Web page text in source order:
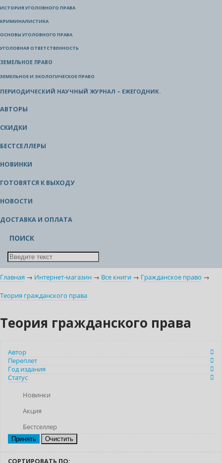
ИСТОРИЯ УГОЛОВНОГО ПРАВА
КРИМИНАЛИСТИКА
ОСНОВЫ УГОЛОВНОГО ПРАВА
УГОЛОВНАЯ ОТВЕТСТВЕННОСТЬ
ЗЕМЕЛЬНОЕ ПРАВО
ЗЕМЕЛЬНОЕ И ЭКОЛОГИЧЕСКОЕ ПРАВО
ПЕРИОДИЧЕСКИЙ НАУЧНЫЙ ЖУРНАЛ – ЕЖЕГОДНИК.
АВТОРЫ
СКИДКИ
БЕСТСЕЛЛЕРЫ
НОВИНКИ
ГОТОВЯТСЯ К ВЫХОДУ
НОВОСТИ
ДОСТАВКА И ОПЛАТА
ПОИСК
Главная → Интернет-магазин → Все книги → Гражданское право →
Теория гражданского права
Теория гражданского права
Автор
Переплет
Год издания
Статус
Новинки
Акция
Бестселлер
Очистить